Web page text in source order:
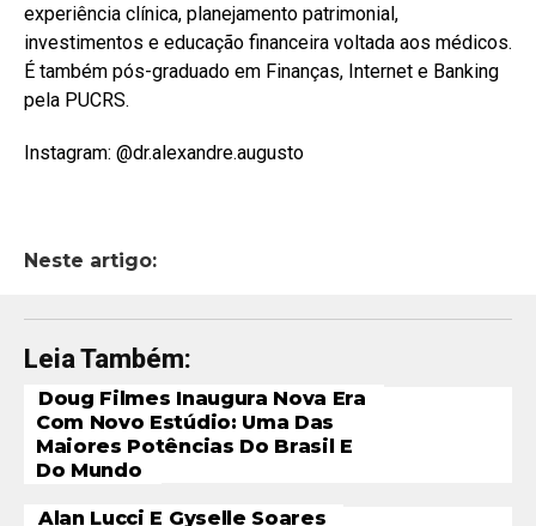
experiência clínica, planejamento patrimonial,
investimentos e educação financeira voltada aos médicos.
É também pós-graduado em Finanças, Internet e Banking
pela PUCRS.
Instagram: @dr.alexandre.augusto
Neste artigo:
Leia Também:
Doug Filmes Inaugura Nova Era
Com Novo Estúdio: Uma Das
Maiores Potências Do Brasil E
Do Mundo
Alan Lucci E Gyselle Soares